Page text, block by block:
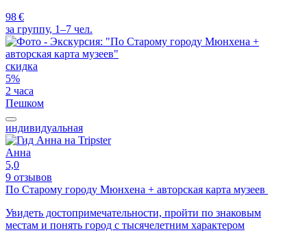
98 €
за группу, 1–7 чел.
скидка
5%
2 часа
Пешком
индивидуальная
Анна
5,0
9 отзывов
По Старому городу Мюнхена + авторская карта музеев
Увидеть достопримечательности, пройти по знаковым
местам и понять город с тысячелетним характером